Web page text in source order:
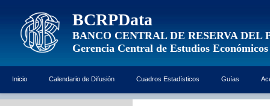
BCRPData
BANCO CENTRAL DE RESERVA DEL
Gerencia Central de Estudios Económicos
Inicio Calendario de Difusión Cuadros Estadísticos Guías